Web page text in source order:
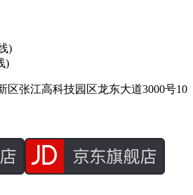
)
)
区张江高科技园区龙东大道3000号10